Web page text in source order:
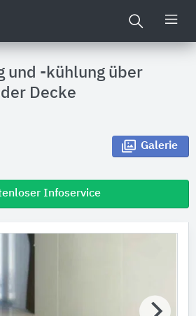
und -kühlung über
Decke
Galerie
Infoservice